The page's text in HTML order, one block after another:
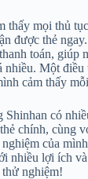
thấy mọi thủ
được thẻ
toán, giúp
nhiều. Một
cảm thấy
Shinhan có
chính, cùng
của
nhiều lợi ích
nghiệm!